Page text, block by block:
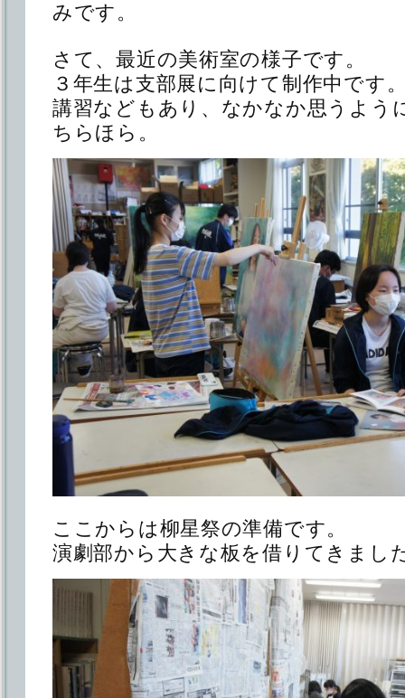
みです。
さて、最近の美術室の様子です。
３年生は支部展に向けて制作中です
講習などもあり、なかなか思うよう
ちらほら。
ここからは柳星祭の準備です。
演劇部から大きな板を借りてきまし